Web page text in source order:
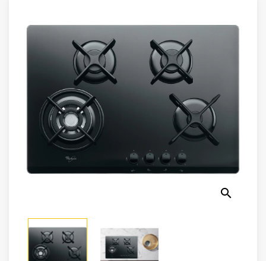
Impression
Photos
Electroménager
Bureautique
Sécurité
Mobilités
search